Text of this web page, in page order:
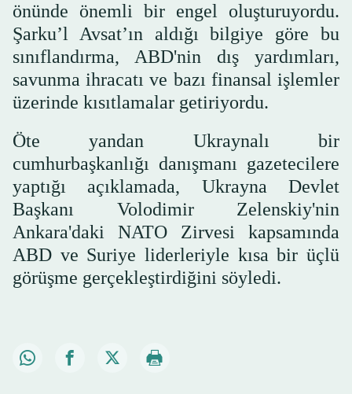
önünde önemli bir engel oluşturuyordu.
Şarku’l Avsat’ın aldığı bilgiye göre bu
sınıflandırma, ABD'nin dış yardımları,
savunma ihracatı ve bazı finansal işlemler
üzerinde kısıtlamalar getiriyordu.
Öte yandan Ukraynalı bir
cumhurbaşkanlığı danışmanı gazetecilere
yaptığı açıklamada, Ukrayna Devlet
Başkanı Volodimir Zelenskiy'nin
Ankara'daki NATO Zirvesi kapsamında
ABD ve Suriye liderleriyle kısa bir üçlü
görüşme gerçekleştirdiğini söyledi.